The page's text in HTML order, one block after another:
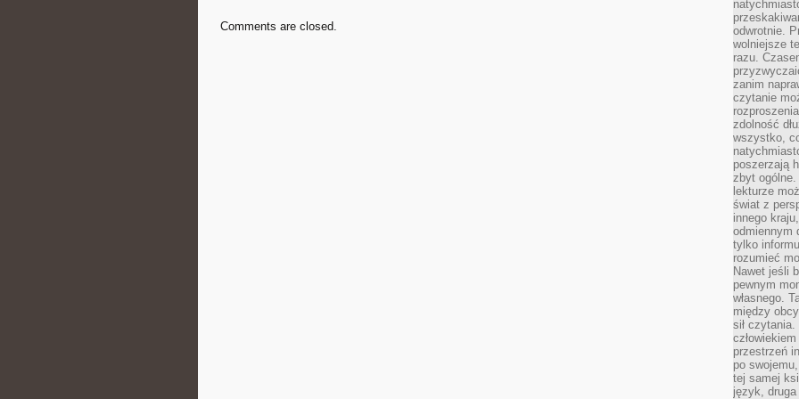
Comments are closed.
odwrotnie.
wolniejsze
razu.
zanim
czytanie
zdolność
wszystko,
poszerzają
zbyt
lekturze
świat z
innego
odmiennym
tylko
rozumieć
Nawet jeśli
pewnym
własnego.
między
sił
przestrzeń
po
tej samej
język,